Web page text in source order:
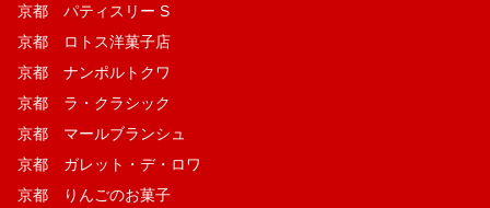
京都 パティスリー S
京都 ロトス洋菓子店
京都 ナンポルトクワ
京都 ラ・クラシック
京都 マールブランシュ
京都 ガレット・デ・ロワ
京都 りんごのお菓子